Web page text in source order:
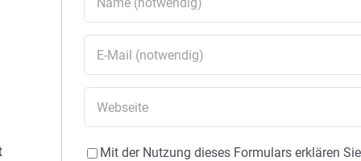
Mit der Nutzung dieses Formulars erklären Sie